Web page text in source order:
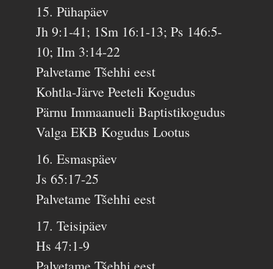
15. Pühapäev
Jh 9:1-41; 1Sm 16:1-13; Ps 146:5-
10; Ilm 3:14-22
Palvetame Tšehhi eest
Kohtla-Järve Peeteli Kogudus
Pärnu Immaanueli Baptistikogudus
Valga EKB Kogudus Lootus
16. Esmaspäev
Js 65:17-25
Palvetame Tšehhi eest
17. Teisipäev
Hs 47:1-9
Palvetame Tšehhi eest